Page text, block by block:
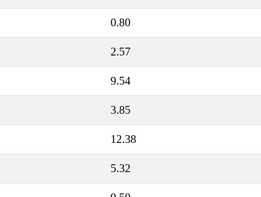
0.80
2.57
9.54
3.85
12.38
5.32